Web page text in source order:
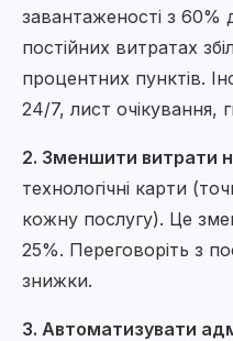
завантаженості з
постійних витратах
процентних пунктів.
24/7, лист очікування,
2. Зменшити витрати
технологічні карти
кожну послугу). Це
25%. Переговоріть з
знижки.
3. Автоматизувати